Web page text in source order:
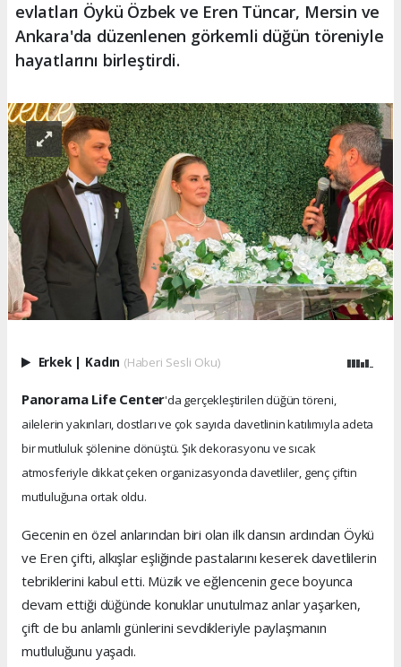
evlatları Öykü Özbek ve Eren Tüncar, Mersin ve
Ankara'da düzenlenen görkemli düğün töreniyle
hayatlarını birleştirdi.
Erkek | Kadın (Haberi Sesli Oku)
Panorama Life Center'da gerçekleştirilen düğün töreni,
ailelerin yakınları, dostları ve çok sayıda davetlinin katılımıyla adeta
bir mutluluk şölenine dönüştü. Şık dekorasyonu ve sıcak
atmosferiyle dikkat çeken organizasyonda davetliler, genç çiftin
mutluluğuna ortak oldu.
Gecenin en özel anlarından biri olan ilk dansın ardından Öykü
ve Eren çifti, alkışlar eşliğinde pastalarını keserek davetlilerin
tebriklerini kabul etti. Müzik ve eğlencenin gece boyunca
devam ettiği düğünde konuklar unutulmaz anlar yaşarken,
çift de bu anlamlı günlerini sevdikleriyle paylaşmanın
mutluluğunu yaşadı.